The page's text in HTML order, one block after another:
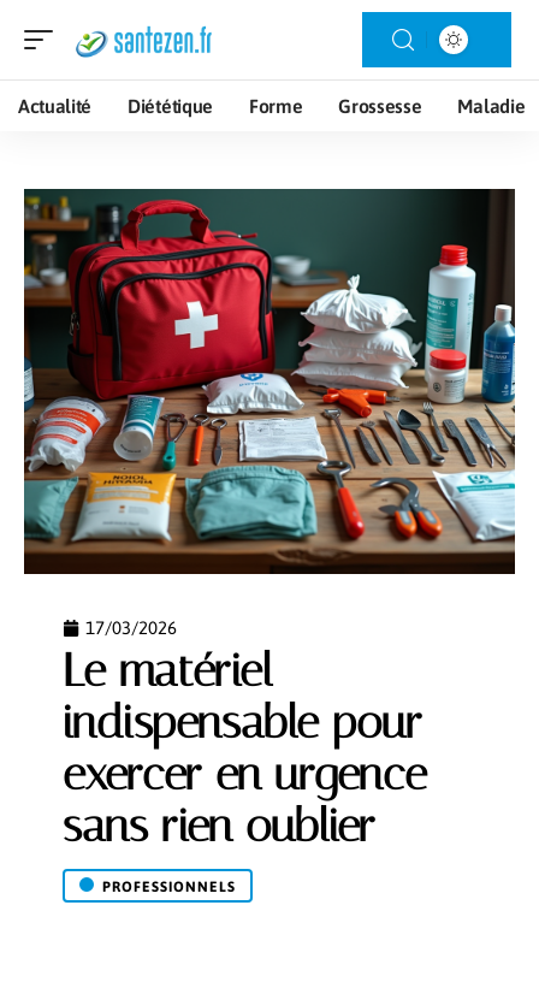
Actualité Diététique Forme Grossesse Maladie
17/03/2026
Le matériel
indispensable pour
exercer en urgence
sans rien oublier
PROFESSIONNELS